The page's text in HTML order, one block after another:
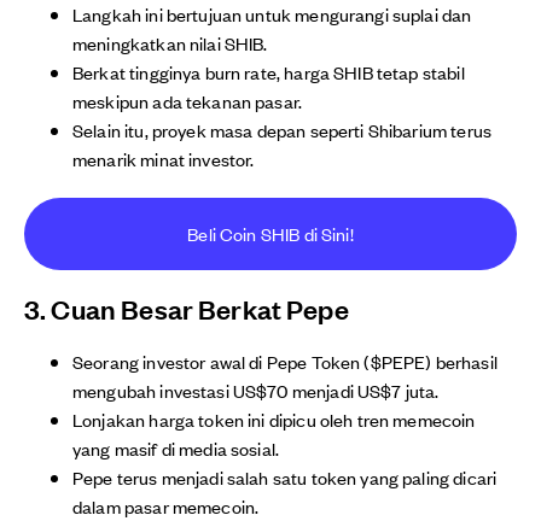
Langkah ini bertujuan untuk mengurangi suplai dan
meningkatkan nilai SHIB.
Berkat tingginya burn rate, harga SHIB tetap stabil
meskipun ada tekanan pasar.
Selain itu, proyek masa depan seperti Shibarium terus
menarik minat investor.
Beli Coin SHIB di Sini!
3. Cuan Besar Berkat Pepe
Seorang investor awal di Pepe Token ($PEPE) berhasil
mengubah investasi US$70 menjadi US$7 juta.
Lonjakan harga token ini dipicu oleh tren memecoin
yang masif di media sosial.
Pepe terus menjadi salah satu token yang paling dicari
dalam pasar memecoin.